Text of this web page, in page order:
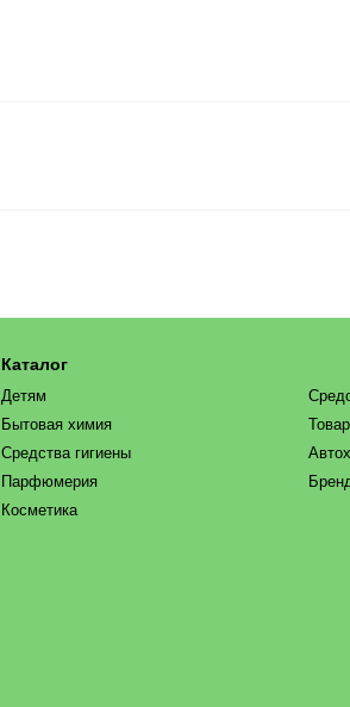
Каталог
Детям
Бытовая химия
Средства гигиены
Парфюмерия
Косметика